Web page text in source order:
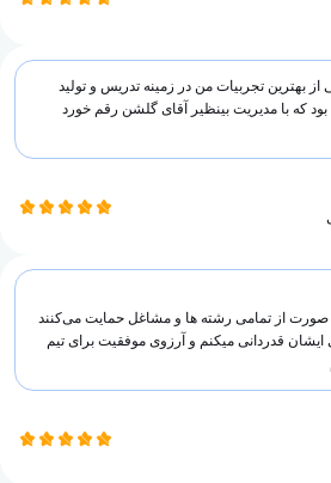
بهترین تجربیات من در زمینه تدریس و تولید
که با مدیریت بینظیر آقای گلشن رقم خورد
صورت از تمامی رشته ها و مشاغل حمایت می‌کنند
قدردانی میکنم و آرزوی موفقیت برای تیم